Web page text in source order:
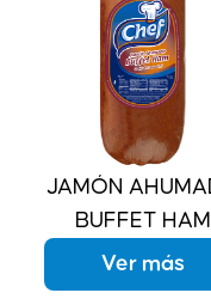
JAMÓN
BUFFET HAM
Ver más